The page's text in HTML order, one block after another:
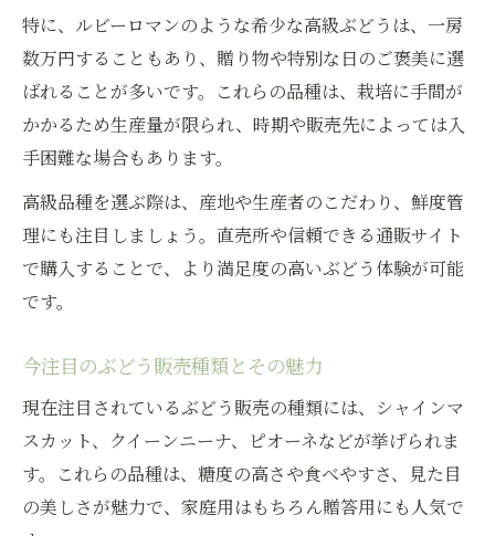
特に、ルビーロマンのような希少な高級ぶどうは、一房
数万円することもあり、贈り物や特別な日のご褒美に選
ばれることが多いです。これらの品種は、栽培に手間が
かかるため生産量が限られ、時期や販売先によっては入
手困難な場合もあります。
高級品種を選ぶ際は、産地や生産者のこだわり、鮮度管
理にも注目しましょう。直売所や信頼できる通販サイト
で購入することで、より満足度の高いぶどう体験が可能
です。
今注目のぶどう販売種類とその魅力
現在注目されているぶどう販売の種類には、シャインマ
スカット、クイーンニーナ、ピオーネなどが挙げられま
す。これらの品種は、糖度の高さや食べやすさ、見た目
の美しさが魅力で、家庭用はもちろん贈答用にも人気で